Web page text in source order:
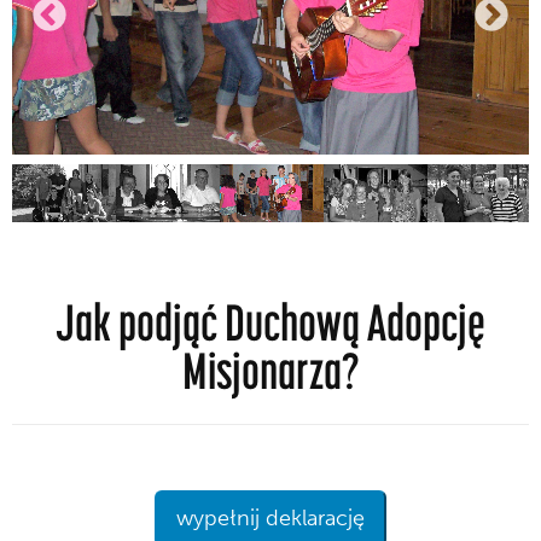
Jak podjąć Duchową Adopcję
Misjonarza?
wypełnij deklarację